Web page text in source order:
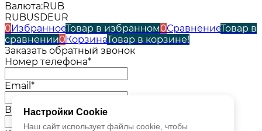
Настройки Cookie
Наш сайт использует файлы cookie, чтобы
Валюта:RUB
RUBUSDEUR
0 ИзбранноеТовар в избранном0СравнениеТовар в
сравнении0 КорзинаТовар в корзине!
Заказать обратный звонок
Номер телефона*
Email*
Ваше имя*